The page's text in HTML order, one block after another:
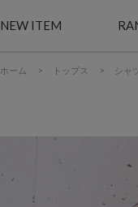
NEW ITEM
ホーム > トップス > シャ